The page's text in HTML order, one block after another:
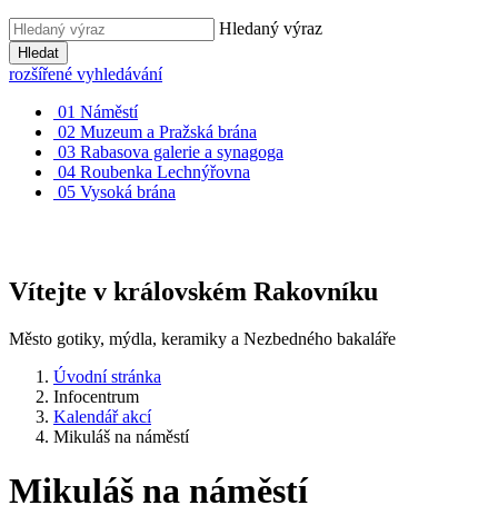
Hledaný výraz
Hledat
rozšířené vyhledávání
01 Náměstí
02 Muzeum a Pražská brána
03 Rabasova galerie a synagoga
04 Roubenka Lechnýřovna
05 Vysoká brána
Vítejte v královském Rakovníku
Město gotiky, mýdla, keramiky a Nezbedného bakaláře
Úvodní stránka
Infocentrum
Kalendář akcí
Mikuláš na náměstí
Mikuláš na náměstí